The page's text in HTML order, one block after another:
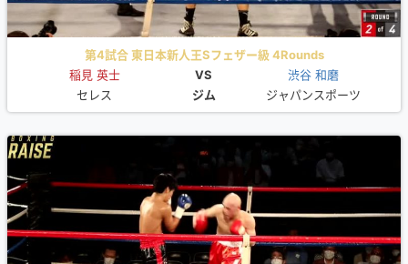
第4試合 東日本新人王Sフェザー級 4Rounds
稲見 英士
VS
渋谷 和磨
セレス
ジム ジャパンスポーツ